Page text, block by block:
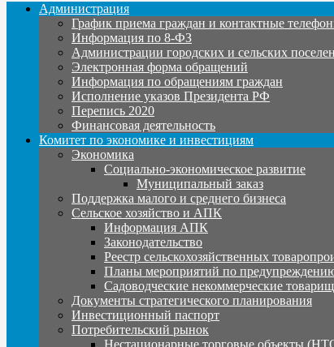
Администрация
График приема граждан и контактные
Информация по 8-ФЗ
Администрации городских и сельских
Электронная форма обращений
Информация по обращениям граждан
Исполнение указов Президента РФ
Перепись 2020
Финансовая деятельность
Комитет по экономике и инвестициям
Экономика
Социально-экономическое развитие
Муниципальный заказ
Поддержка малого и среднего бизнеса
Сельское хозяйство и АПК
Информация АПК
Законодательство
Реестр сельскохозяйственных
Планы мероприятий по
Садоводческие некоммерческие
Документы стратегического планирования
Инвестиционный паспорт
Потребительский рынок
Нестационарные торговые объекты